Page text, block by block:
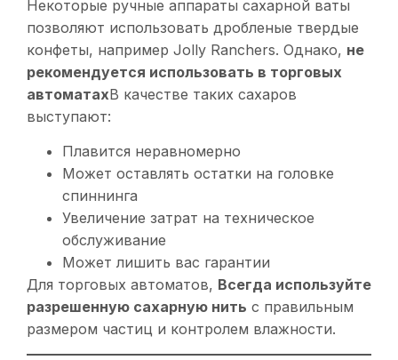
Некоторые ручные аппараты сахарной ваты
позволяют использовать дробленые твердые
конфеты, например Jolly Ranchers. Однако, не
рекомендуется использовать в торговых
автоматахВ качестве таких сахаров
выступают:
Плавится неравномерно
Может оставлять остатки на головке
спиннинга
Увеличение затрат на техническое
обслуживание
Может лишить вас гарантии
Для торговых автоматов, Всегда используйте
разрешенную сахарную нить с правильным
размером частиц и контролем влажности.